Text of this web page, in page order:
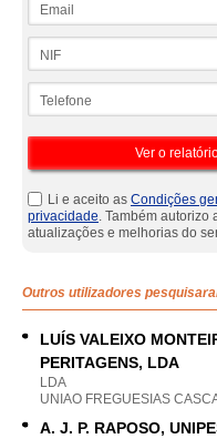
Li e aceito as Condições
privacidade. Também autorizo
atualizações e melhorias do
Outros utilizadores
LUÍS VALEIXO
PERITAGENS, LDA
LDA
UNIAO FREGUESIAS
A. J. P. RAPOSO,